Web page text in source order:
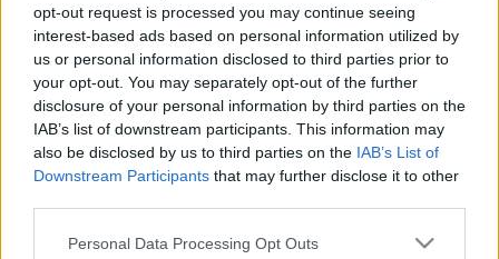
opt-out request is processed you may continue seeing
interest-based ads based on personal information utilized by
us or personal information disclosed to third parties prior to
your opt-out. You may separately opt-out of the further
disclosure of your personal information by third parties on the
IAB’s list of downstream participants. This information may
also be disclosed by us to third parties on the IAB’s List of
Downstream Participants that may further disclose it to other
Please note that this website/app uses one or more Google
Personal Data Processing Opt Outs
ΕΚΑΒ (EUROKINISSI/ILIALIVE.GR/ΓΙΑΝΝΗΣ ΣΠΥΡΟΥΝΗΣ)
Προσθέστε το ΕΘΝΟΣ στη Google
Σε σοβαρή κατάστασημεταφέρθηκε στο
νοσοκομείο 10χρονος στηνΠάτρα έπεσε από
μπαλκόνι ενώ πήγε να κλέψει σπίτι.